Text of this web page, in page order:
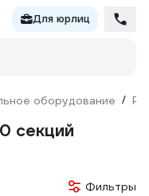
Для юрлиц
оборудование /
секций
Фильтры